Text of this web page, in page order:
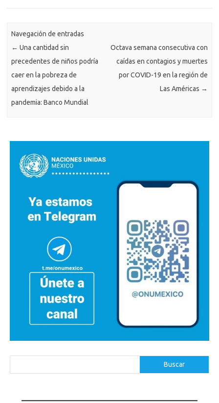
Navegación de entradas
← Una cantidad sin
precedentes de niños podría
caer en la pobreza de
aprendizajes debido a la
pandemia: Banco Mundial
Octava semana consecutiva con
caídas en contagios y muertes
por COVID-19 en la región de
Las Américas →
Buscar